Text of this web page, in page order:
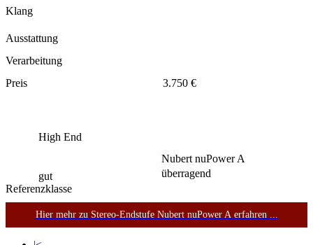
Klang
Ausstattung
Verarbeitung
Preis
3.750 €
High End
Nubert nuPower A
überragend
gut
Referenzklasse
Hier mehr zu Stereo-Endstufe Nubert nuPower A erfahren ...